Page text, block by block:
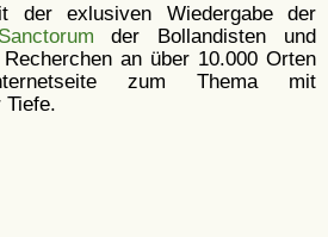
der exlusiven Wiedergabe der
der Bollandisten und
an über 10.000 Orten
zum Thema mit
Tiefe.